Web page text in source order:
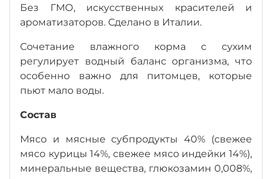
Без ГМО, искусственных красителей и
ароматизаторов. Сделано в Италии.
Сочетание влажного корма с сухим
регулирует водный баланс организма, что
особенно важно для питомцев, которые
пьют мало воды.
Состав
Мясо и мясные субпродукты 40% (свежее
мясо курицы 14%, свежее мясо индейки 14%),
минеральные вещества, глюкозамин 0,008%,